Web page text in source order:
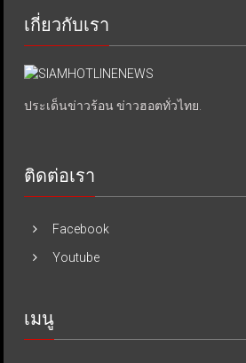
เกี่ยวกับเรา
ประเด็นข่าวร้อน ข่าวฮอตทั่วไทย.
ติดต่อเรา
Facebook
Youtube
เมนู